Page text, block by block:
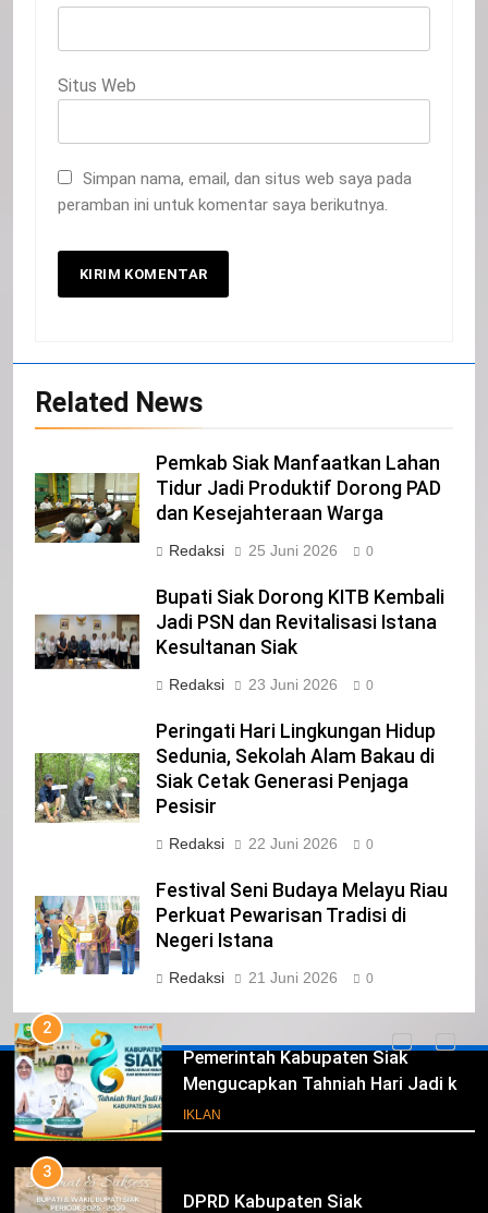
Situs Web
Simpan nama, email, dan situs web saya pada
peramban ini untuk komentar saya berikutnya.
Related News
Pemkab Siak Manfaatkan Lahan
Tidur Jadi Produktif Dorong PAD
dan Kesejahteraan Warga
Redaksi 25 Juni 2026 0
Bupati Siak Dorong KITB Kembali
Jadi PSN dan Revitalisasi Istana
Kesultanan Siak
Redaksi 23 Juni 2026 0
Peringati Hari Lingkungan Hidup
Sedunia, Sekolah Alam Bakau di
Siak Cetak Generasi Penjaga
Pesisir
Redaksi 22 Juni 2026 0
Festival Seni Budaya Melayu Riau
Perkuat Pewarisan Tradisi di
Negeri Istana
Redaksi 21 Juni 2026 0
Iklan
Iklan Pemerintah Kabupaten Siak
NORMAN SILITONGA CALEG DPRD
PROVINSI DKI JAKARTA
IKLAN
NURGARAHA HARPAL NOVTEN, SH
CALON ANGGOTA DPRD PROVINSI
Pimpinan Beserta Anggota DPRD
Kabupaten Siak Mengucapkan
IKLAN
2
Pemerintah Kabupaten Siak
Mengucapkan Tahniah Hari Jadi ke-
26 Kabupaten Siak
IKLAN
3
DPRD Kabupaten Siak